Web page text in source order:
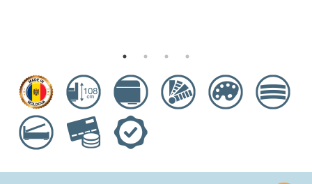
Текстиль для спальні
Розпродаж